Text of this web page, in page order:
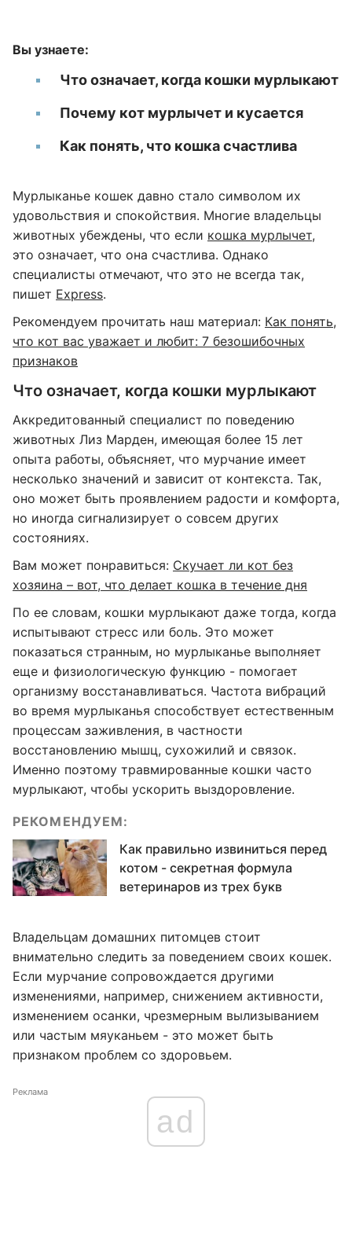
Вы узнаете:
Что означает, когда кошки мурлыкают
Почему кот мурлычет и кусается
Как понять, что кошка счастлива
Мурлыканье кошек давно стало символом их
удовольствия и спокойствия. Многие владельцы
животных убеждены, что если кошка мурлычет,
это означает, что она счастлива. Однако
специалисты отмечают, что это не всегда так,
пишет Express.
Рекомендуем прочитать наш материал: Как понять,
что кот вас уважает и любит: 7 безошибочных
признаков
Что означает, когда кошки мурлыкают
Аккредитованный специалист по поведению
животных Лиз Марден, имеющая более 15 лет
опыта работы, объясняет, что мурчание имеет
несколько значений и зависит от контекста. Так,
оно может быть проявлением радости и комфорта,
но иногда сигнализирует о совсем других
состояниях.
Вам может понравиться: Скучает ли кот без
хозяина – вот, что делает кошка в течение дня
По ее словам, кошки мурлыкают даже тогда, когда
испытывают стресс или боль. Это может
показаться странным, но мурлыканье выполняет
еще и физиологическую функцию - помогает
организму восстанавливаться. Частота вибраций
во время мурлыканья способствует естественным
процессам заживления, в частности
восстановлению мышц, сухожилий и связок.
Именно поэтому травмированные кошки часто
мурлыкают, чтобы ускорить выздоровление.
РЕКОМЕНДУЕМ:
Как правильно извиниться перед
котом - секретная формула
ветеринаров из трех букв
Владельцам домашних питомцев стоит
внимательно следить за поведением своих кошек.
Если мурчание сопровождается другими
изменениями, например, снижением активности,
изменением осанки, чрезмерным вылизыванием
или частым мяуканьем - это может быть
признаком проблем со здоровьем.
Реклама
ad